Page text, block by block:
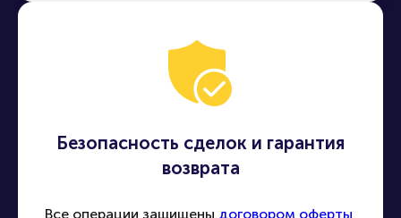
Безопасность сделок и гарантия
возврата
Все операции защищены договором оферты,